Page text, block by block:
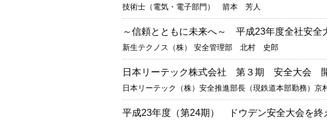
技術士（電気・電子部門） 箭本 芳人
～信頼とともに未来へ～ 平成23年度全社安全
新生テクノス（株） 安全管理部 北村 史郎
日本リーテック株式会社 第３期 安全大会
日本リーテック（株）安全推進部長（現鉄道本部勤務）
平成23年度（第24期） ドウデン安全大会を終